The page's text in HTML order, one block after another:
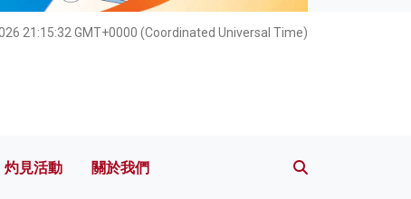
21:15:34 GMT+0000 (Coordinated Universal Time)
灼見活動 關於我們